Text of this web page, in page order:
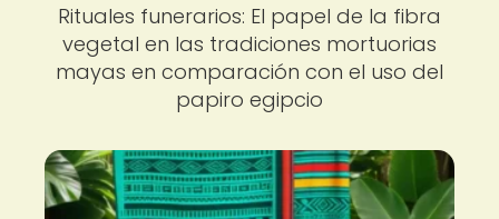
Rituales funerarios: El papel de la fibra
vegetal en las tradiciones mortuorias
mayas en comparación con el uso del
papiro egipcio